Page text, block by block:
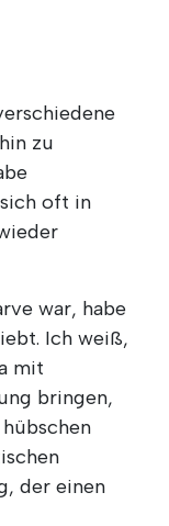
zu
oft in
war, habe
Ich weiß,
mit
bringen,
der einen